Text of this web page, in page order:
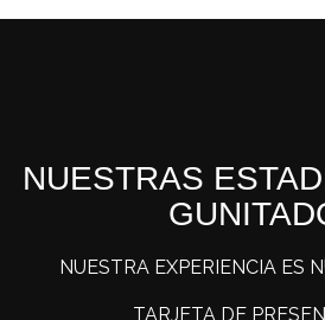
NUESTRAS
NUESTRA EXPERIENCIA ES
TARJETA DE